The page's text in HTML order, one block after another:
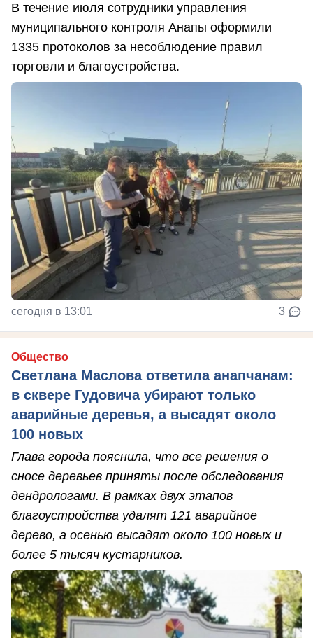
В течение июля сотрудники управления
муниципального контроля Анапы оформили
1335 протоколов за несоблюдение правил
торговли и благоустройства.
сегодня в 13:01 3
Общество
Светлана Маслова ответила анапчанам:
в сквере Гудовича убирают только
аварийные деревья, а высадят около
100 новых
Глава города пояснила, что все решения о
сносе деревьев приняты после обследования
дендрологами. В рамках двух этапов
благоустройства удалят 121 аварийное
дерево, а осенью высадят около 100 новых и
более 5 тысяч кустарников.